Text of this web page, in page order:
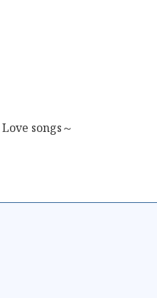
songs～